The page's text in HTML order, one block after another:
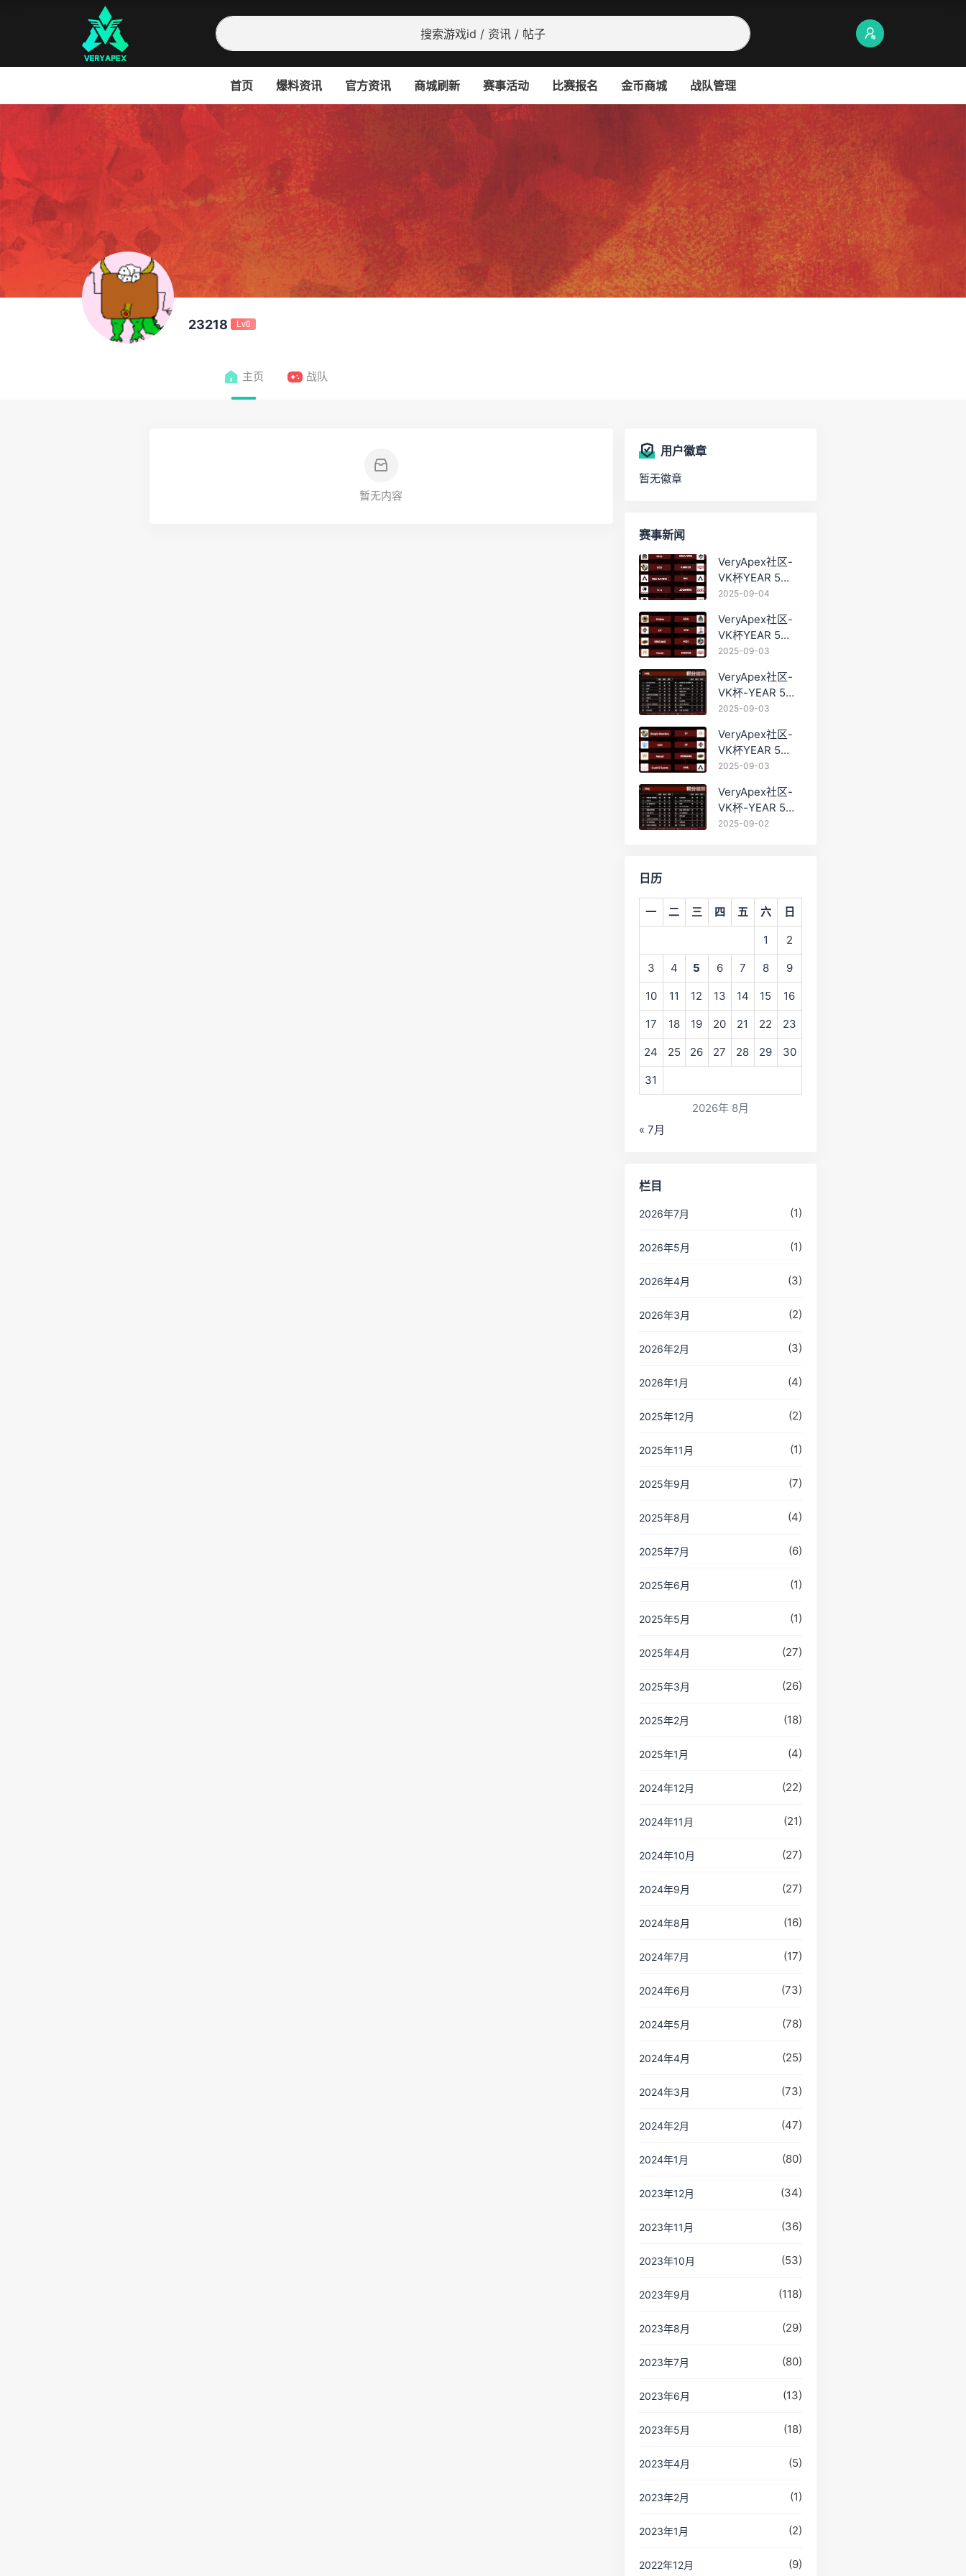
首页 爆料资讯 官方资讯 商城刷新 赛事活动 比赛报名 金币商城 战队管理
23218 Lv0
主页 战队
暂无内容
用户徽章
暂无徽章
赛事新闻
VeryApex社区-
VK杯YEAR 5
PRO训练赛
2025-09-04
VeryApex社区-
VK杯YEAR 5
PRO训练赛
2025-09-03
VeryApex社区-
VK杯-YEAR 5
PRO训练赛
名积分：
2025-09-03
VeryApex社区-
VK杯YEAR 5
PRO训练赛
如图:
2025-09-03
VeryApex社区-
VK杯-YEAR 5
PRO训练赛
2025-09-02
日历
2026年 8月
一 二 三 四 五 六 日
1 2
3 4 5 6 7 8 9
10 11 12 13 14 15 16
17 18 19 20 21 22 23
24 25 26 27 28 29 30
31
« 7月
栏目
2026年7月 (1)
2026年5月 (1)
2026年4月 (3)
2026年3月 (2)
2026年2月 (3)
2026年1月 (4)
2025年12月 (2)
2025年11月 (1)
2025年9月 (7)
2025年8月 (4)
2025年7月 (6)
2025年6月 (1)
2025年5月 (1)
2025年4月 (27)
2025年3月 (26)
2025年2月 (18)
2025年1月 (4)
2024年12月 (22)
2024年11月 (21)
2024年10月 (27)
2024年9月 (27)
2024年8月 (16)
2024年7月 (17)
2024年6月 (73)
2024年5月 (78)
2024年4月 (25)
2024年3月 (73)
2024年2月 (47)
2024年1月 (80)
2023年12月 (34)
2023年11月 (36)
2023年10月 (53)
2023年9月 (118)
2023年8月 (29)
2023年7月 (80)
2023年6月 (13)
2023年5月 (18)
2023年4月 (5)
2023年2月 (1)
2023年1月 (2)
2022年12月 (9)